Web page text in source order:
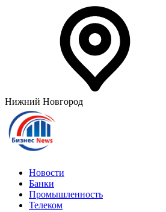
Нижний Новгород
Новости
Банки
Промышленность
Телеком